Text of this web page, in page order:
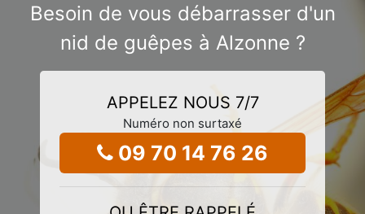
Besoin de vous débarrasser d'un
nid de guêpes à Alzonne ?
APPELEZ NOUS 7/7
Numéro non surtaxé
09 70 14 76 26